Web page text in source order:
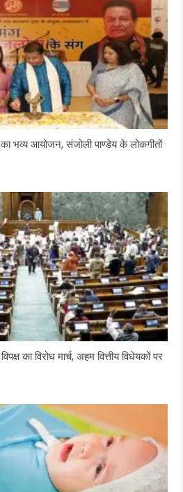
भव्य आयोजन, संजोली पाण्डेय के लोकगीतों
का विरोध मार्च, अहम वित्तीय विधेयकों पर